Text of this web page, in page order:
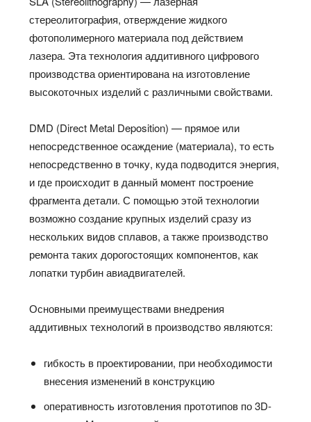
стереолитография, отверждение жидкого
фотополимерного материала под действием
лазера. Эта технология аддитивного цифрового
производства ориентирована на изготовление
высокоточных изделий с различными свойствами.
DMD (Direct Metal Deposition) — прямое или
непосредственное осаждение (материала), то есть
непосредственно в точку, куда подводится энергия,
и где происходит в данный момент построение
фрагмента детали. С помощью этой технологии
возможно создание крупных изделий сразу из
нескольких видов сплавов, а также производство
ремонта таких дорогостоящих компонентов, как
лопатки турбин авиадвигателей.
Основными преимуществами внедрения
аддитивных технологий в производство являются:
гибкость в проектировании, при необходимости
внесения изменений в конструкцию
оперативность изготовления прототипов по 3D-